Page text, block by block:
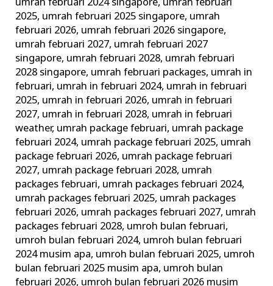
umrah februari 2024 singapore, umrah februari
2025, umrah februari 2025 singapore, umrah
februari 2026, umrah februari 2026 singapore,
umrah februari 2027, umrah februari 2027
singapore, umrah februari 2028, umrah februari
2028 singapore, umrah februari packages, umrah in
februari, umrah in februari 2024, umrah in februari
2025, umrah in februari 2026, umrah in februari
2027, umrah in februari 2028, umrah in februari
weather, umrah package februari, umrah package
februari 2024, umrah package februari 2025, umrah
package februari 2026, umrah package februari
2027, umrah package februari 2028, umrah
packages februari, umrah packages februari 2024,
umrah packages februari 2025, umrah packages
februari 2026, umrah packages februari 2027, umrah
packages februari 2028, umroh bulan februari,
umroh bulan februari 2024, umroh bulan februari
2024 musim apa, umroh bulan februari 2025, umroh
bulan februari 2025 musim apa, umroh bulan
februari 2026, umroh bulan februari 2026 musim